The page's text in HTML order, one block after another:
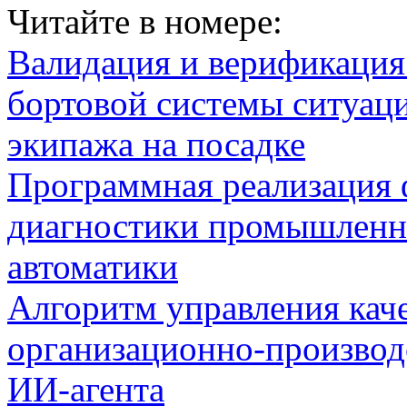
Читайте в номере:
Валидация и
бортовой системы
экипажа на посадке
Программная
диагностики
автоматики
Алгоритм управления
организационно-
ИИ-агента